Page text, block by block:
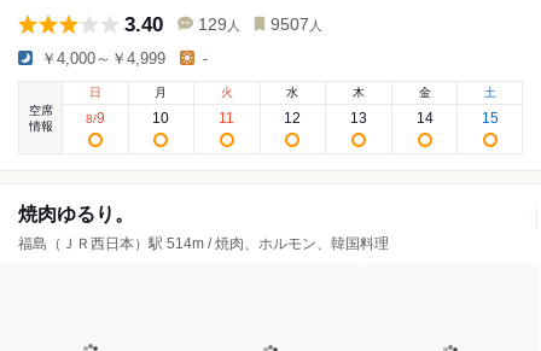
3.40 129 人 9507 人
￥4,000～￥4,999 -
空席
情報
日
8/9
月
10
火
11
水
12
木
13
金
14
土
15
焼肉ゆるり。
福島（ＪＲ西日本）駅 514m / 焼肉、ホルモン、韓国料理